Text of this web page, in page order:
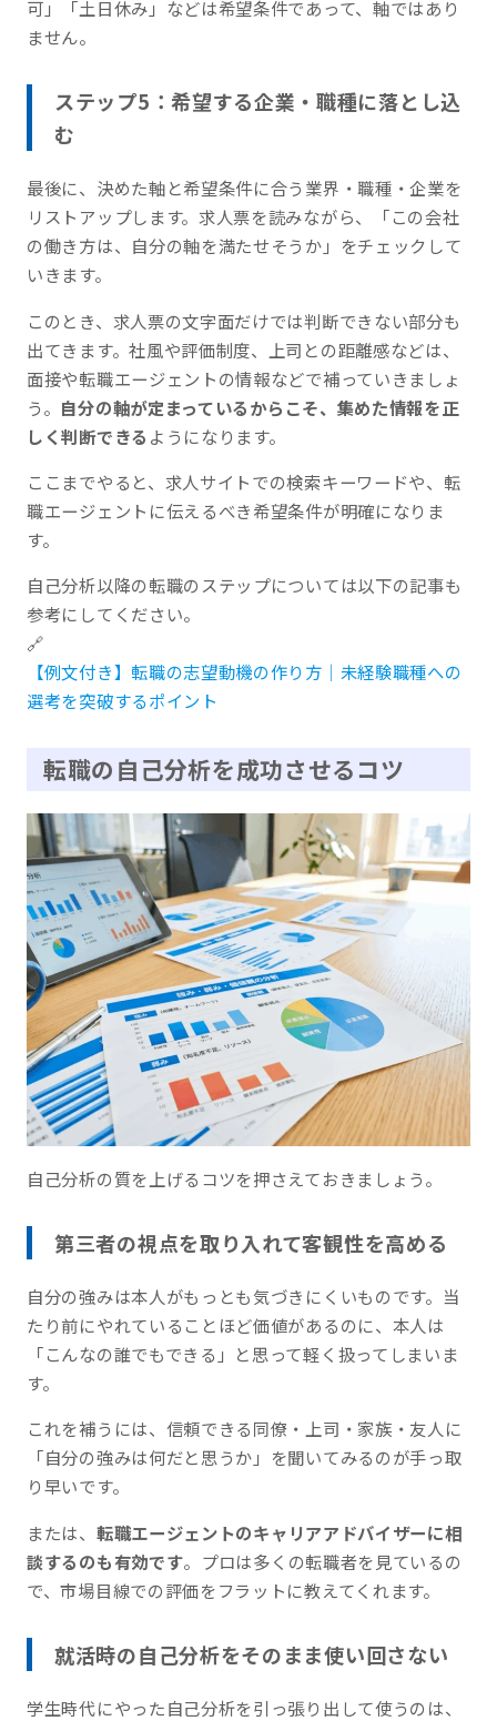
可」「土日休み」などは希望条件であって、軸ではあり
ません。
ステップ5：希望する企業・職種に落とし込
む
最後に、決めた軸と希望条件に合う業界・職種・企業を
リストアップします。求人票を読みながら、「この会社
の働き方は、自分の軸を満たせそうか」をチェックして
いきます。
このとき、求人票の文字面だけでは判断できない部分も
出てきます。社風や評価制度、上司との距離感などは、
面接や転職エージェントの情報などで補っていきましょ
う。 自分の軸が定まっているからこそ、集めた情報を正
しく判断できる ようになります。
ここまでやると、求人サイトでの検索キーワードや、転
職エージェントに伝えるべき希望条件が明確になりま
す。
自己分析以降の転職のステップについては以下の記事も
参考にしてください。
🔗
【例文付き】転職の志望動機の作り方│未経験職種への
選考を突破するポイント
転職の自己分析を成功させるコツ
自己分析の質を上げるコツを押さえておきましょう。
第三者の視点を取り入れて客観性を高める
自分の強みは本人がもっとも気づきにくいものです。当
たり前にやれていることほど価値があるのに、本人は
「こんなの誰でもできる」と思って軽く扱ってしまいま
す。
これを補うには、信頼できる同僚・上司・家族・友人に
「自分の強みは何だと思うか」を聞いてみるのが手っ取
り早いです。
または、 転職エージェントのキャリアアドバイザーに相
談するのも有効です。プロは多くの転職者を見ているの
で、市場目線での評価をフラットに教えてくれます。
就活時の自己分析をそのまま使い回さない
学生時代にやった自己分析を引っ張り出して使うのは、